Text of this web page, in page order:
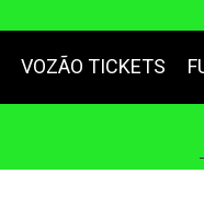
VOZÃO TICKETS